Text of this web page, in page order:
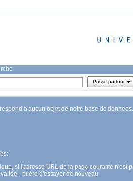
Passe-partout
a aucun objet de notre base de donnees.
si l'adresse URL de la page courante n'est
- prière d'essayer de nouveau